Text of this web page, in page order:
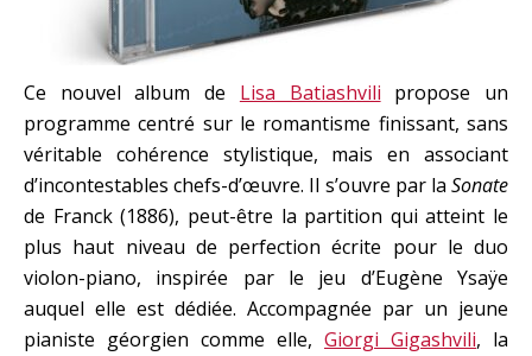
Ce nouvel album de Lisa Batiashvili propose un
programme centré sur le romantisme finissant, sans
véritable cohérence stylistique, mais en associant
d’incontestables chefs-d’œuvre. Il s’ouvre par la Sonate
de Franck (1886), peut-être la partition qui atteint le
plus haut niveau de perfection écrite pour le duo
violon-piano, inspirée par le jeu d’Eugène Ysaÿe
auquel elle est dédiée. Accompagnée par un jeune
pianiste géorgien comme elle, Giorgi Gigashvili, la